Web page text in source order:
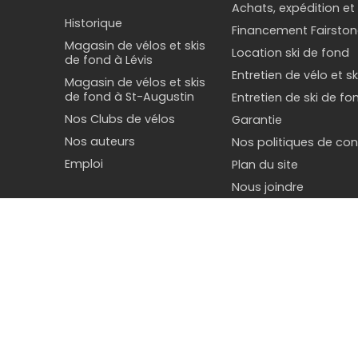
Les
vitesse
utilisant
épuré et
ou
Leviers
Les
de
et de
Historique
Magasin de vélos et skis
de fond à Lévis
Magasin de vélos et skis
de fond à St-Augustin
Nos Clubs de vélos
Nos auteurs
Emploi
Achats, expédition et
Financement
Location ski de fond
Entretien de vélo et
Entretien de ski de
Garantie
Nos politiques de
Plan du site
Nous joindre